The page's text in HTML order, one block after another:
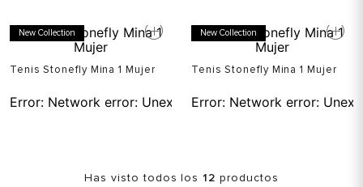
New Collection
Tenis Stonefly Mina 1 Mujer
Error: Network error: Unexpected token T in JSON at
New Collection
Tenis Stonefly Mina 1 Mujer
Error: Network error:
Has visto todos los12 productos